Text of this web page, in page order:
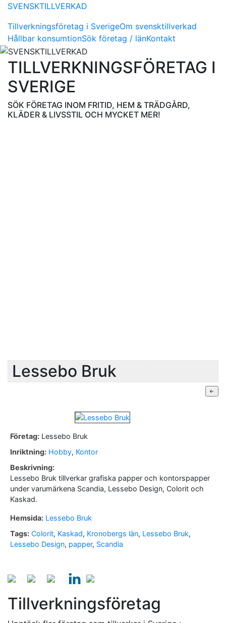
SVENSKTILLVERKAD
Tillverkningsföretag i SverigeOm svensktillverkad
Hållbar konsumtionSök företag / länKontakt
TILLVERKNINGSFÖRETAG I
SVERIGE
SÖK FÖRETAG INOM FRITID, HEM & TRÄDGÅRD,
KLÄDER & LIVSSTIL OCH MYCKET MER!
Lessebo Bruk
Företag: Lessebo Bruk
Inriktning: Hobby, Kontor
Beskrivning:
Lessebo Bruk tillverkar grafiska papper och kontorspapper
under varumärkena Scandia, Lessebo Design, Colorit och
Kaskad.
Hemsida: Lessebo Bruk
Tags: Colorit, Kaskad, Kronobergs län, Lessebo Bruk,
Lessebo Design, papper, Scandia
Tillverkningsföretag